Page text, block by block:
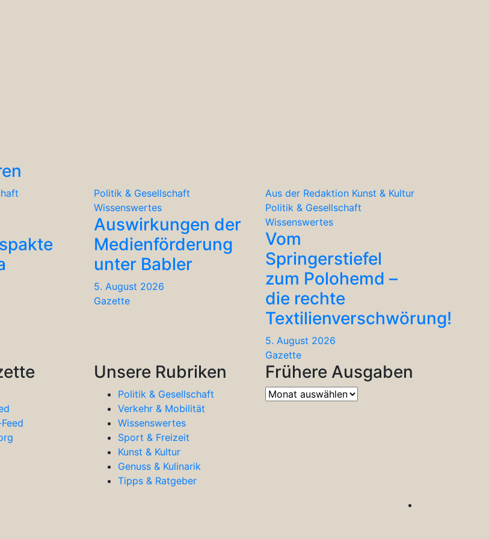
Politik & Gesellschaft
Wissenswertes
Auswirkungen der
Medienförderung
unter Babler
5. August 2026
Gazette
Aus der Redaktion Kunst & Kultur
Politik & Gesellschaft
Wissenswertes
Vom
Springerstiefel
zum Polohemd –
die rechte
Textilienverschwörung!
5. August 2026
Gazette
Unsere Rubriken
Politik & Gesellschaft
Verkehr & Mobilität
Wissenswertes
Sport & Freizeit
Kunst & Kultur
Genuss & Kulinarik
Tipps & Ratgeber
Frühere Ausgaben
Frühere